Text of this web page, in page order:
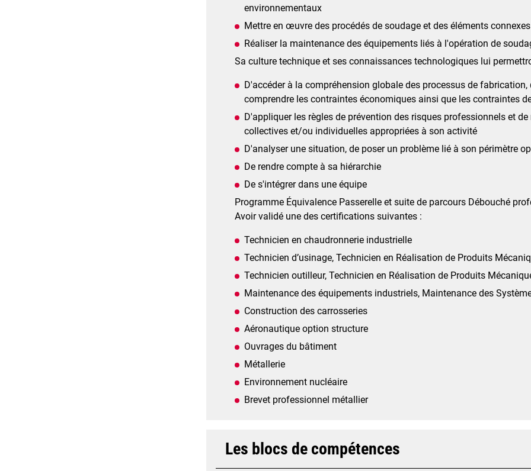
environnementaux
Mettre en œuvre des procédés de soudage et des éléments connexes
Réaliser la maintenance des équipements liés à l'opération de
Sa culture technique et ses connaissances technologiques lui
D'accéder à la compréhension globale des processus de
comprendre les contraintes économiques ainsi que les contraintes
D'appliquer les règles de prévention des risques professionnels et
collectives et/ou individuelles appropriées à son activité
D'analyser une situation, de poser un problème lié à son périmètre
De rendre compte à sa hiérarchie
De s'intégrer dans une équipe
Programme Équivalence Passerelle et suite de parcours Débouché
Avoir validé une des certifications suivantes :
Technicien en chaudronnerie industrielle
Technicien d’usinage, Technicien en Réalisation de Produits
Technicien outilleur, Technicien en Réalisation de Produits
Maintenance des équipements industriels, Maintenance des
Construction des carrosseries
Aéronautique option structure
Ouvrages du bâtiment
Métallerie
Environnement nucléaire
Brevet professionnel métallier
Les blocs de compétences